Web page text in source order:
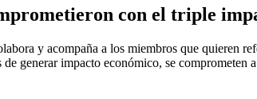
con el triple
y acompaña a los miembros que quieren
generar impacto económico, se